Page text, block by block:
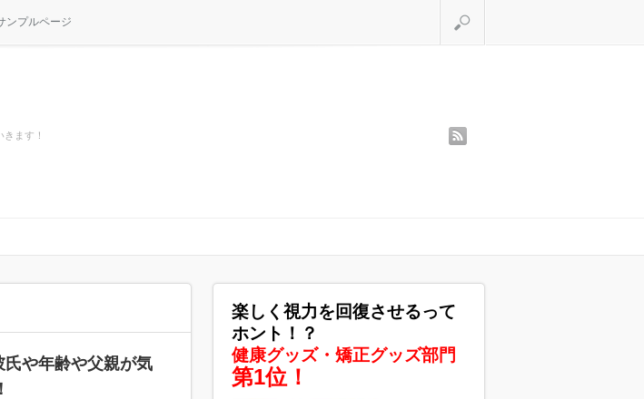
ンプルページ
ます！
や年齢や父親が気
楽しく視力を回復させるって
ホント！？
健康グッズ・矯正グッズ部門
第1位！